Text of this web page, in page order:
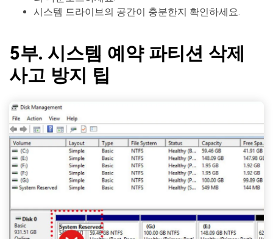
시스템 드라이브의 공간이 충분한지 확인하세요.
5부. 시스템 예약 파티션 삭제
사고 방지 팁